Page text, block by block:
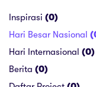
Inspirasi (0)
Hari Besar Nasional
Hari Internasional (0)
Berita (0)